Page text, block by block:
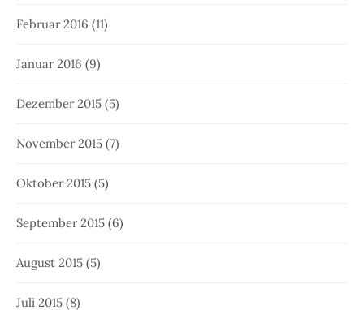
Februar 2016 (11)
Januar 2016 (9)
Dezember 2015 (5)
November 2015 (7)
Oktober 2015 (5)
September 2015 (6)
August 2015 (5)
Juli 2015 (8)